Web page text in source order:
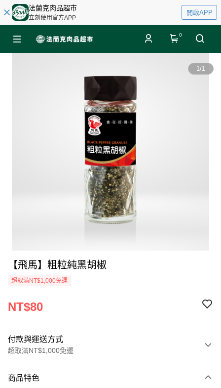
法蘭克肉品超市
立刻使用官方APP
開啟APP
0
1/1
【飛馬】粗粒純黑胡椒
超取滿NT$1,000免運
NT$80
付款與運送方式
超取滿NT$1,000免運
信用卡一次付款
商品特色